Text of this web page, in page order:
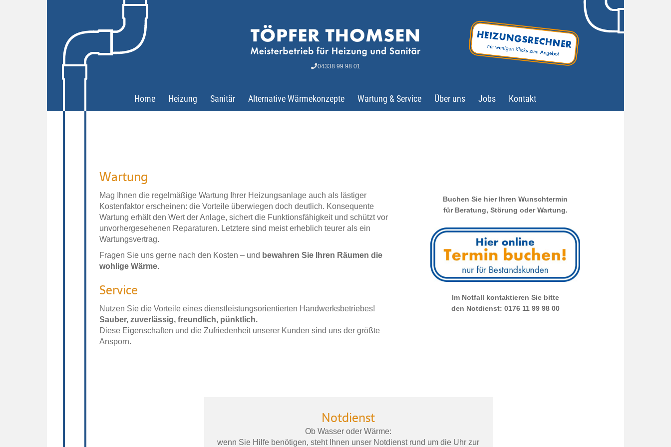
04338 99 98 01
Home Heizung Sanitär Alternative Wärmekonzepte Wartung & Service Über uns Jobs Kontakt
Wartung
Mag Ihnen die regelmäßige Wartung Ihrer Heizungsanlage auch als lästiger
Kostenfaktor erscheinen: die Vorteile überwiegen doch deutlich. Konsequente
Wartung erhält den Wert der Anlage, sichert die Funktionsfähigkeit und schützt vor
unvorhergesehenen Reparaturen. Letztere sind meist erheblich teurer als ein
Wartungsvertrag.
Fragen Sie uns gerne nach den Kosten – und bewahren Sie Ihren Räumen die
wohlige Wärme.
Service
Nutzen Sie die Vorteile eines dienstleistungsorientierten Handwerksbetriebes!
Sauber, zuverlässig, freundlich, pünktlich.
Diese Eigenschaften und die Zufriedenheit unserer Kunden sind uns der größte
Ansporn.
Buchen Sie hier Ihren Wunschtermin
für Beratung, Störung oder Wartung.
Im Notfall kontaktieren Sie bitte
den Notdienst: 0176 11 99 98 00
Notdienst
Ob Wasser oder Wärme:
wenn Sie Hilfe benötigen, steht Ihnen unser Notdienst rund um die Uhr zur